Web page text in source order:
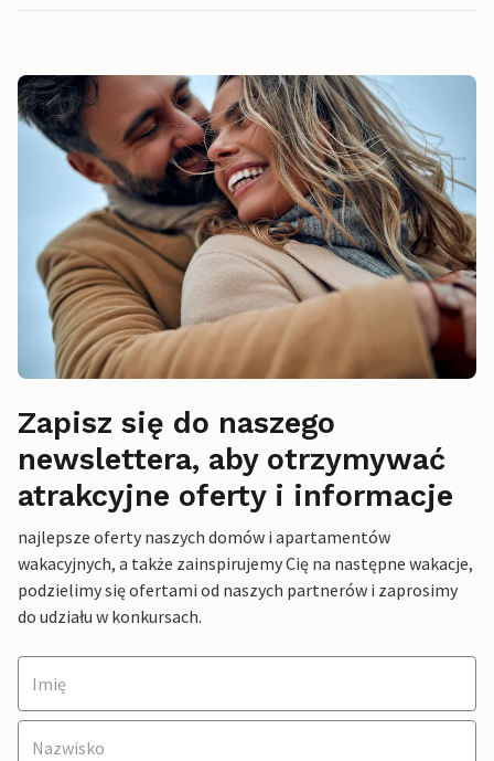
Zapisz się do naszego
newslettera, aby otrzymywać
atrakcyjne oferty i informacje
najlepsze oferty naszych domów i apartamentów
wakacyjnych, a także zainspirujemy Cię na następne wakacje,
podzielimy się ofertami od naszych partnerów i zaprosimy
do udziału w konkursach.